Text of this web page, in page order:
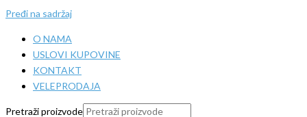
Pređi na sadržaj
O NAMA
USLOVI KUPOVINE
KONTAKT
VELEPRODAJA
Pretraži proizvode